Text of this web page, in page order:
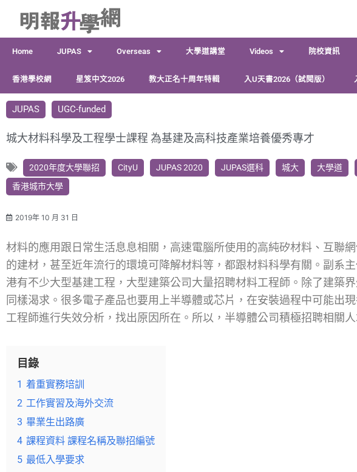
容
Home JUPAS Overseas 大學道講堂 Videos 院校資訊
香港學校網 星笈中文2026 教大正名十周年特輯 入U天書2026（試閱版）
JUPAS UGC-funded
城大材料科學及工程學士課程 為基建及高科技產業培養優秀專才
2020年度大學聯招 CityU JUPAS 2020 JUPAS選科 城大 大學道
香港城市大學
2019年 10 月 31 日
材料的應用跟日常生活息息相關，高速電腦所使用的高純矽材料、互聯
的建材，甚至近年流行的環境可降解材料等，都跟材料科學有關。副系
港有不少大型基建工程，大型建築公司大量招聘材料工程師。除了建築
同樣渴求。很多電子產品也要用上半導體或芯片，在安裝過程中可能出
工程師進行失效分析，找出原因所在。所以，半導體公司積極招聘相關人
目錄
1 着重實務培訓
2 工作實習及海外交流
3 畢業生出路廣
4 課程資料 課程名稱及聯招編號
5 最低入學要求